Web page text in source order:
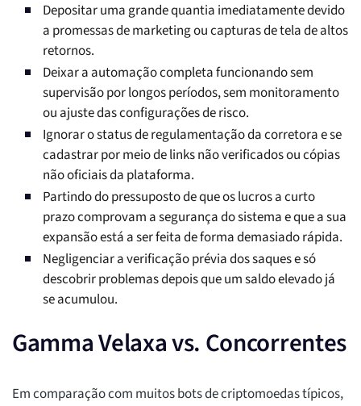
Depositar uma grande quantia imediatamente devido
a promessas de marketing ou capturas de tela de altos
retornos.
Deixar a automação completa funcionando sem
supervisão por longos períodos, sem monitoramento
ou ajuste das configurações de risco.
Ignorar o status de regulamentação da corretora e se
cadastrar por meio de links não verificados ou cópias
não oficiais da plataforma.
Partindo do pressuposto de que os lucros a curto
prazo comprovam a segurança do sistema e que a sua
expansão está a ser feita de forma demasiado rápida.
Negligenciar a verificação prévia dos saques e só
descobrir problemas depois que um saldo elevado já
se acumulou.
Gamma Velaxa vs. Concorrentes
Em comparação com muitos bots de criptomoedas típicos,